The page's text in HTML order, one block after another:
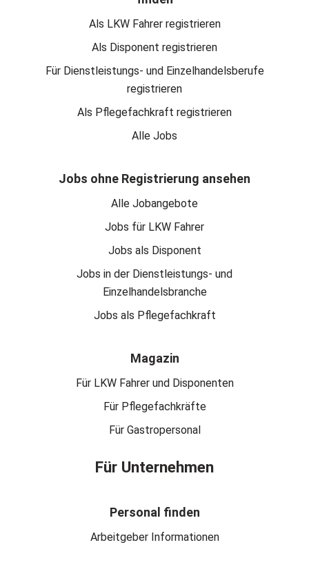
Als LKW Fahrer registrieren
Als Disponent registrieren
Für Dienstleistungs- und Einzelhandelsberufe
registrieren
Als Pflegefachkraft registrieren
Alle Jobs
Jobs ohne Registrierung ansehen
Alle Jobangebote
Jobs für LKW Fahrer
Jobs als Disponent
Jobs in der Dienstleistungs- und
Einzelhandelsbranche
Jobs als Pflegefachkraft
Magazin
Für LKW Fahrer und Disponenten
Für Pflegefachkräfte
Für Gastropersonal
Für Unternehmen
Personal finden
Arbeitgeber Informationen